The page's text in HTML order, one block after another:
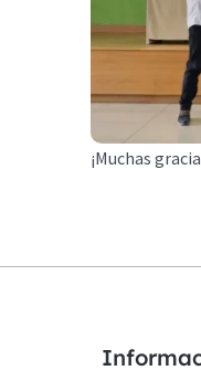
¡Muchas